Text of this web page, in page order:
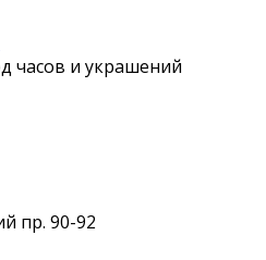
часов и украшений
пр. 90-92